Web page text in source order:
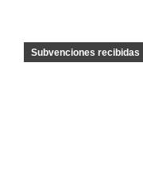
Subvenciones recibidas